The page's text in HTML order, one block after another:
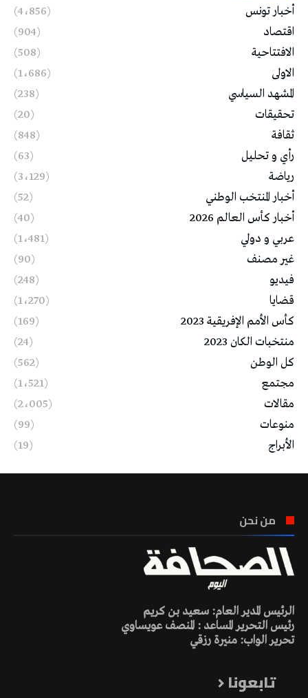
أخبار تونس
(4٬856)
اقتصاد
(904)
الافتتاحية
(508)
الاولى
(1٬686)
المشهد السياسي
(238)
تحقيقات
(20)
ثقافة
(848)
رأي و تحليل
(63)
رياضة
(3٬129)
أخبار المنتخب الوطني
(52)
أخبار كأس العالم 2026
(40)
عربي و دولي
(1٬481)
غير مصنف
(90)
فيديو
(248)
قضايا
(1٬270)
كأس الأمم الإفريقية 2023
(169)
منتخبات الكان 2023
(24)
كل الوطن
(562)
مجتمع
(1٬521)
مقالات
(2٬005)
منوعات
(99)
الأبراج
(19)
من نحن
الرئيس المدير العام: سعيد بن كريم
رئيس التحرير المساعد : المنصف عويساوي
تحرير الواب: منيرة رزقي
تابعونا